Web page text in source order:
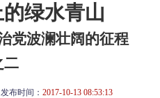
绿水青山
波澜壮阔的征程
二
发布时间： 2017-10-13 08:53:13